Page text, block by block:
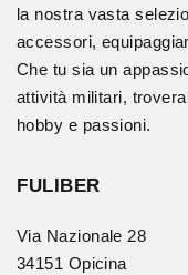
la nostra vasta
accessori,
Che tu sia un
attività militari,
hobby e passioni.
FULIBER
Via Nazionale 28
34151 Opicina